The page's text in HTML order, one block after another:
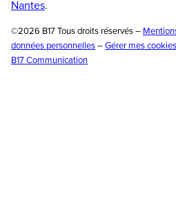
Nantes.
©2026 B17 Tous droits réservés –
données personnelles–Gérer mes cookies
B17 Communication